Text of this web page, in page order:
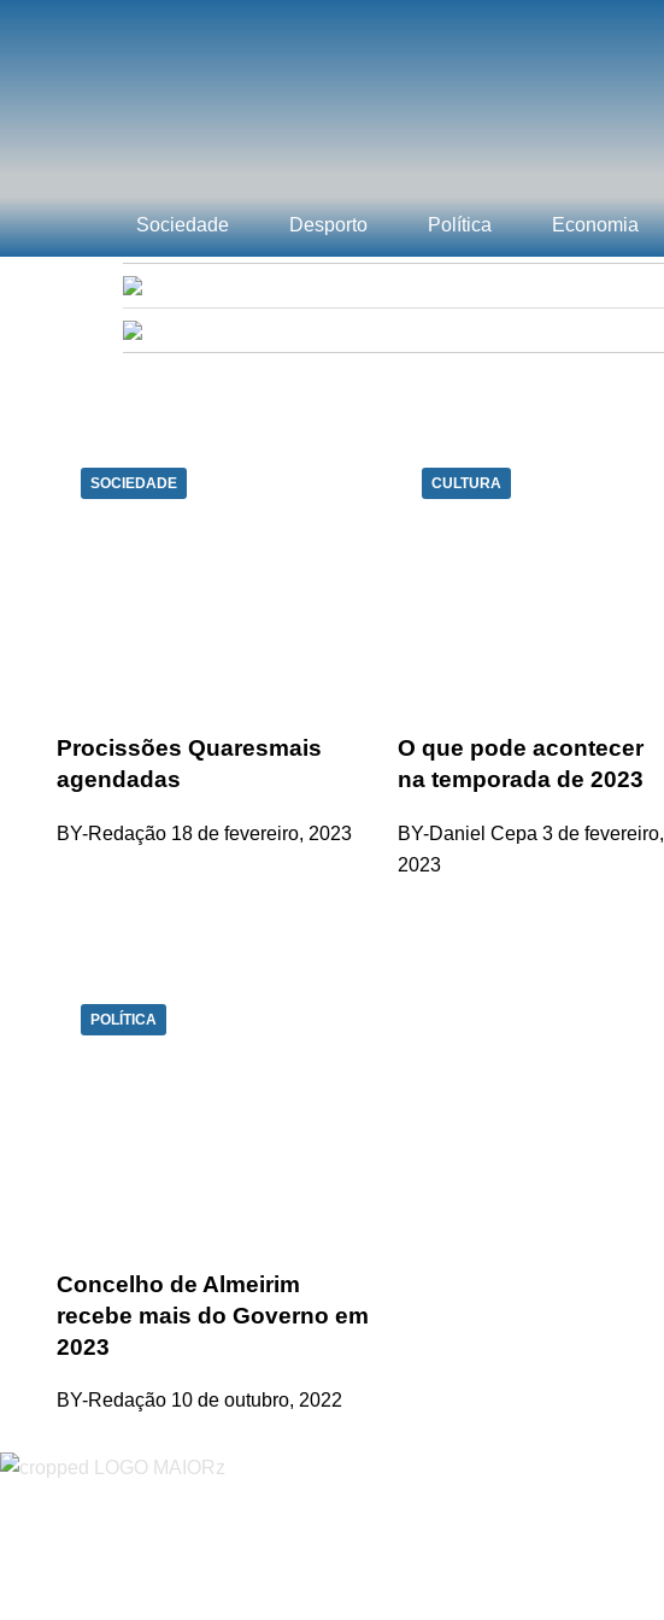
Sociedade Desporto Política Economia
SOCIEDADE
Procissões Quaresmais
agendadas
BY-Redação 18 de fevereiro, 2023
CULTURA
O que pode acontecer
na temporada de 2023
BY-Daniel Cepa 3 de fevereiro,
2023
POLÍTICA
Concelho de Almeirim
recebe mais do Governo em
2023
BY-Redação 10 de outubro, 2022